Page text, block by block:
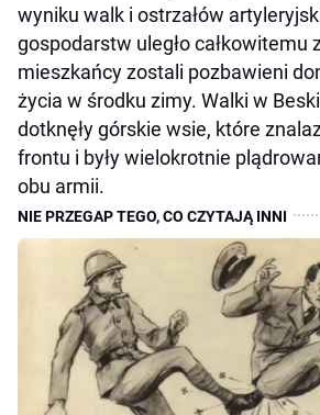
wyniku walk i ostrzałów
gospodarstw uległo całkowitemu
mieszkańcy zostali pozbawieni
życia w środku zimy. Walki w
dotknęły górskie wsie, które
frontu i były wielokrotnie
obu armii.